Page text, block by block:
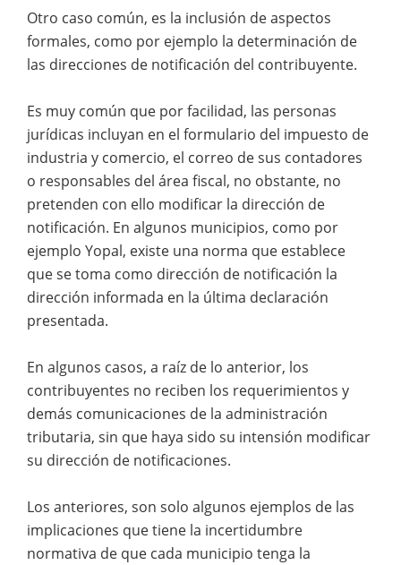
Otro caso común, es la inclusión de aspectos
formales, como por ejemplo la determinación de
las direcciones de notificación del contribuyente.
Es muy común que por facilidad, las personas
jurídicas incluyan en el formulario del impuesto de
industria y comercio, el correo de sus contadores
o responsables del área fiscal, no obstante, no
pretenden con ello modificar la dirección de
notificación. En algunos municipios, como por
ejemplo Yopal, existe una norma que establece
que se toma como dirección de notificación la
dirección informada en la última declaración
presentada.
En algunos casos, a raíz de lo anterior, los
contribuyentes no reciben los requerimientos y
demás comunicaciones de la administración
tributaria, sin que haya sido su intensión modificar
su dirección de notificaciones.
Los anteriores, son solo algunos ejemplos de las
implicaciones que tiene la incertidumbre
normativa de que cada municipio tenga la